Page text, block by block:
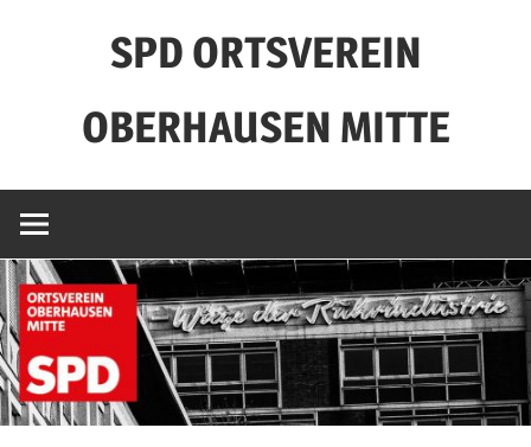
SPD ORTSVEREIN
OBERHAUSEN MITTE